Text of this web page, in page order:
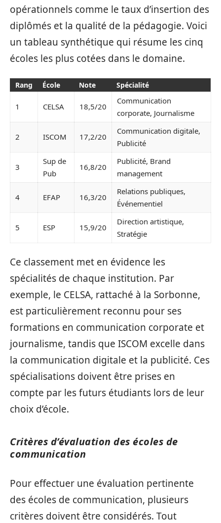
opérationnels comme le taux d’insertion des
diplômés et la qualité de la pédagogie. Voici
un tableau synthétique qui résume les cinq
écoles les plus cotées dans le domaine.
Rang École Note Spécialité
1 CELSA 18,5/20
Communication
corporate, Journalisme
2 ISCOM 17,2/20
Communication digitale,
Publicité
3
Sup de
Pub
16,8/20
Publicité, Brand
management
4 EFAP 16,3/20
Relations publiques,
Événementiel
5 ESP 15,9/20
Direction artistique,
Stratégie
Ce classement met en évidence les
spécialités de chaque institution. Par
exemple, le CELSA, rattaché à la Sorbonne,
est particulièrement reconnu pour ses
formations en communication corporate et
journalisme, tandis que ISCOM excelle dans
la communication digitale et la publicité. Ces
spécialisations doivent être prises en
compte par les futurs étudiants lors de leur
choix d’école.
Critères d’évaluation des écoles de
communication
Pour effectuer une évaluation pertinente
des écoles de communication, plusieurs
critères doivent être considérés. Tout